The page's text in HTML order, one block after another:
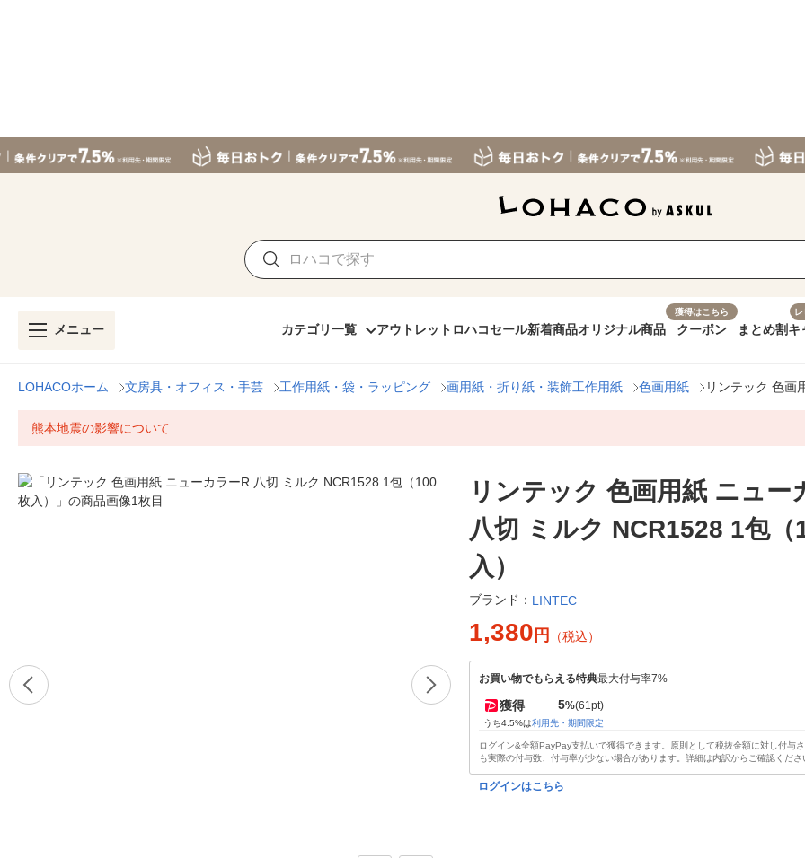
メニュー カテゴリ一覧 アウトレット ロハコセール新着商品オリジナル商品
獲得はこちら
クーポン まとめ割キ
LOHACOホーム 文房具・オフィス・手芸 工作用紙・袋・ラッピング 画用紙・折り紙・装飾工作用紙 色画用紙 リンテック 色画
熊本地震の影響について
リンテック 色画用紙 ニュー
八切 ミルク NCR1528 1包（
入）
ブランド： LINTEC
1,380 円 （税込）
お買い物でもらえる特典最大付与率7%
獲得 5%(61pt)
うち4.5%は利用先・期間限定
ログイン&全額PayPay支払いで獲得できます。原則として税抜金額に対し付与
も実際の付与数、付与率が少ない場合があります。詳細は内訳からご確認くださ
ログインはこちら